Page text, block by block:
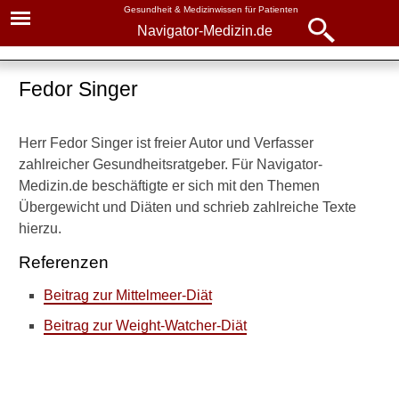
Gesundheit & Medizinwissen für Patienten
Navigator-Medizin.de
Fedor Singer
Herr Fedor Singer ist freier Autor und Verfasser
zahlreicher Gesundheitsratgeber. Für Navigator-
Medizin.de beschäftigte er sich mit den Themen
Übergewicht und Diäten und schrieb zahlreiche Texte
hierzu.
Referenzen
Beitrag zur Mittelmeer-Diät
Beitrag zur Weight-Watcher-Diät
Navigator-Medizin.de
► Krankheiten
► Diagnostik & Laborwerte
► Therapieverfahren
► Gesundheitsthemen
Navigator-
Medizin.de
►
über
uns
Unsere Autorinnen und Autoren
Dr. med. Jörg Zorn
(Chefredakteur)
Dr. med. Monika Steiner
Dr. med. Chiara Grabmann